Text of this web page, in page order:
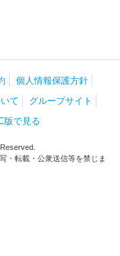
個人情報保護方針
て
グループサイト
版で見る
・転載・公衆送信等を禁じま